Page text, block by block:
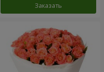
Заказать